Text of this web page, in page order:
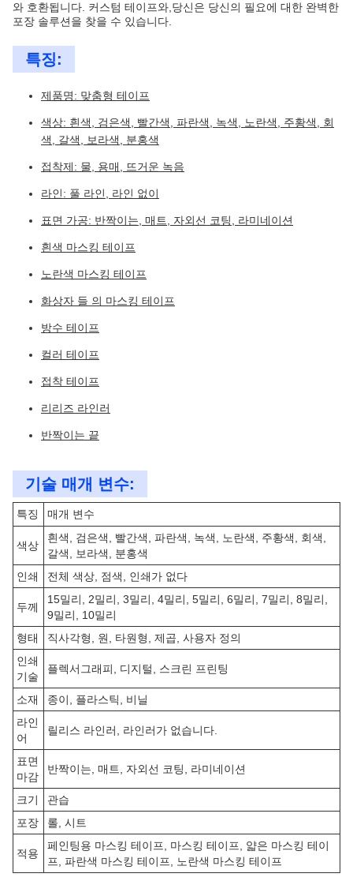
와 호환됩니다. 커스텀 테이프와,당신은 당신의 필요에 대한 완벽한
포장 솔루션을 찾을 수 있습니다.
특징:
제품명: 맞춤형 테이프
색상: 흰색, 검은색, 빨간색, 파란색, 녹색, 노란색, 주황색, 회
색, 갈색, 보라색, 분홍색
접착제: 물, 용매, 뜨거운 녹음
라인: 풀 라인, 라인 없이
표면 가공: 반짝이는, 매트, 자외선 코팅, 라미네이션
흰색 마스킹 테이프
노란색 마스킹 테이프
화상자 들 의 마스킹 테이프
방수 테이프
컬러 테이프
접착 테이프
리리즈 라인러
반짝이는 끝
기술 매개 변수:
특징 매개 변수
색상
흰색, 검은색, 빨간색, 파란색, 녹색, 노란색, 주황색, 회색,
갈색, 보라색, 분홍색
인쇄
전체 색상, 점색, 인쇄가 없다
두께
15밀리, 2밀리, 3밀리, 4밀리, 5밀리, 6밀리, 7밀리, 8밀리,
9밀리, 10밀리
형태
직사각형, 원, 타원형, 제곱, 사용자 정의
인쇄
기술
플렉서그래피, 디지털, 스크린 프린팅
소재
종이, 플라스틱, 비닐
라인
어
릴리스 라인러, 라인러가 없습니다.
표면
마감
반짝이는, 매트, 자외선 코팅, 라미네이션
크기
관습
포장
롤, 시트
적용
페인팅용 마스킹 테이프, 마스킹 테이프, 얇은 마스킹 테이
프, 파란색 마스킹 테이프, 노란색 마스킹 테이프